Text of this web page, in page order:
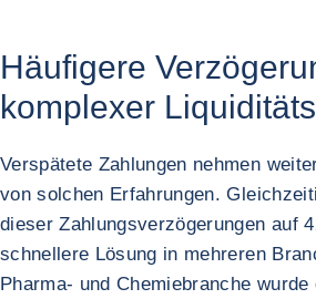
Häufigere
komplexer
Verspätete Zahlungen nehmen
von solchen Erfahrungen.
dieser Zahlungsverzögerungen auf
schnellere Lösung in mehreren
Pharma- und Chemiebranche